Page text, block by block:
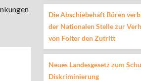
Die Abschiebehaft Büren
der Nationalen Stelle zur
von Folter den Zutritt
Neues Landesgesetz zum
Diskriminierung